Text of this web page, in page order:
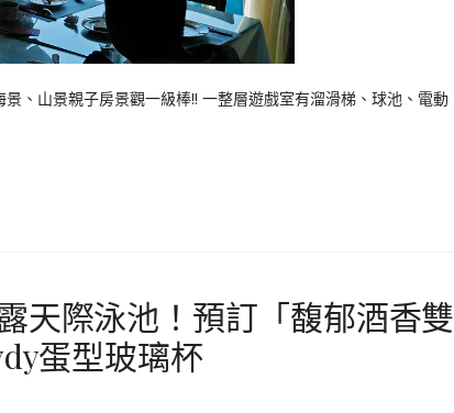
、山景親子房景觀一級棒!! 一整層遊戲室有溜滑梯、球池、電動
天際泳池！預訂「馥郁酒香雙
蛋型玻璃杯